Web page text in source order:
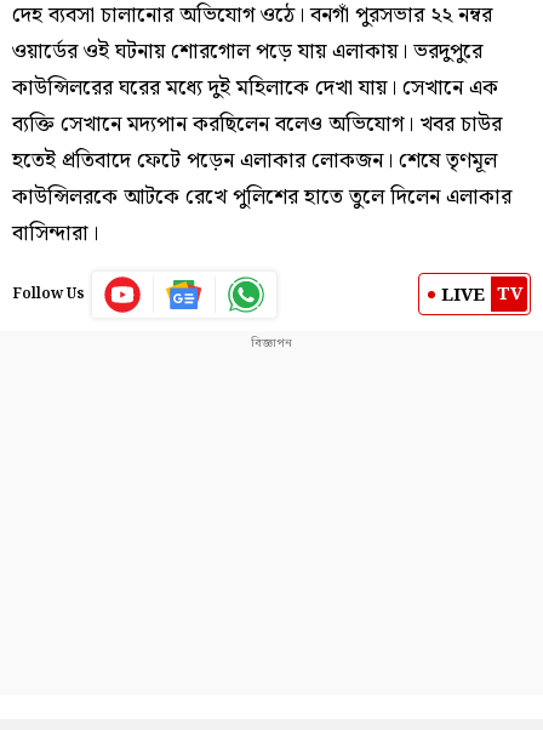
দেহ ব্যবসা চালানোর অভিযোগ ওঠে। বনগাঁ পুরসভার ২২ নম্বর
ওয়ার্ডের ওই ঘটনায় শোরগোল পড়ে যায় এলাকায়। ভরদুপুরে
কাউন্সিলরের ঘরের মধ্যে দুই মহিলাকে দেখা যায়। সেখানে এক
ব্যক্তি সেখানে মদ্যপান করছিলেন বলেও অভিযোগ। খবর চাউর
হতেই প্রতিবাদে ফেটে পড়েন এলাকার লোকজন। শেষেতৃণমূল
কাউন্সিলরকে আটকে রেখে পুলিশের হাতে তুলে দিলেন এলাকার
বাসিন্দারা।
Follow Us LIVE TV